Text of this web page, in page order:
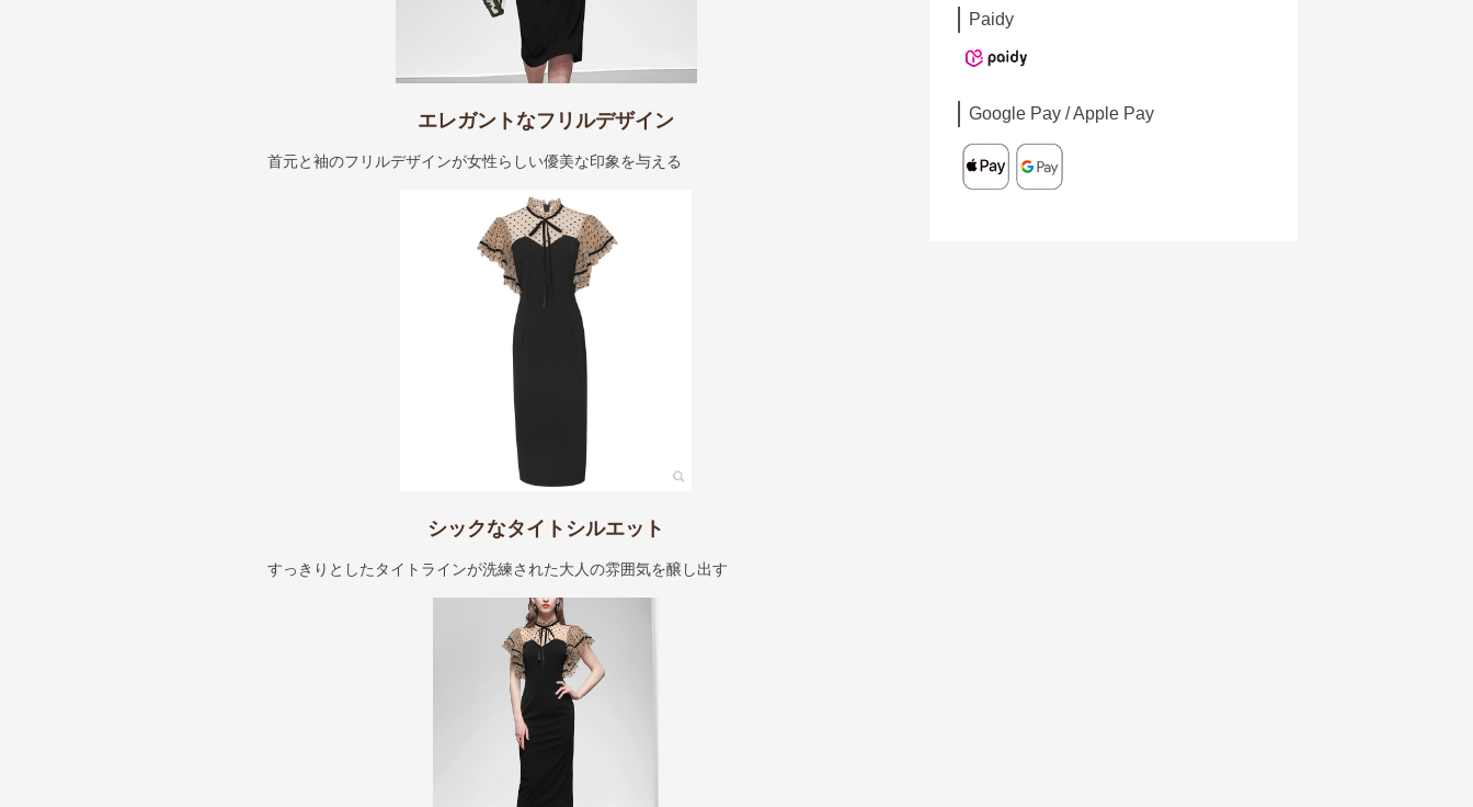
エレガントなフリルデザイン
首元と袖のフリルデザインが女性らしい優美な印象を与える
シックなタイトシルエット
すっきりとしたタイトラインが洗練された大人の雰囲気を醸し出す
Paidy
Google Pay / Apple Pay